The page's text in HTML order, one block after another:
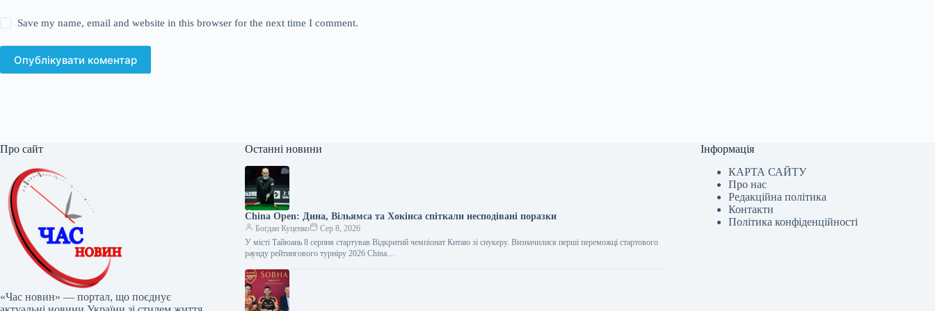
Save my name, email and website in this browser for the next time I comment.
Опублікувати коментар
Про сайт
«Час новин» — портал, що поєднує
Останні новини
China Open: Дина, Вільямса та Хокінса спіткали несподівані поразки
Богдан Куценко
Сер 8, 2026
У місті Тайюань 8 серпня стартував Відкритий чемпіонат Китаю зі снукеру. Визначилися перші переможці стартового
раунду рейтингового турніру 2026 China…
Інформація
КАРТА САЙТУ
Про нас
Редакційна політика
Контакти
Політика конфіденційності